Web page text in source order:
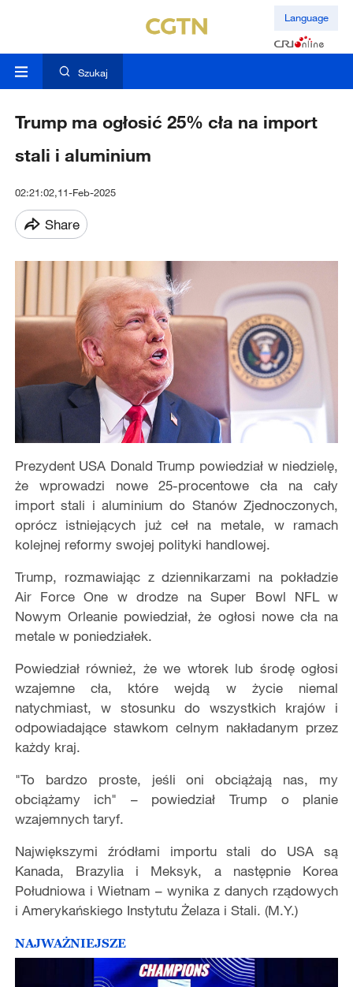
Language
Szukaj
Trump ma ogłosić 25% cła na import
stali i aluminium
02:21:02,11-Feb-2025
Share
Prezydent USA Donald Trump powiedział w niedzielę,
że wprowadzi nowe 25-procentowe cła na cały
import stali i aluminium do Stanów Zjednoczonych,
oprócz istniejących już ceł na metale, w ramach
kolejnej reformy swojej polityki handlowej.
Trump, rozmawiając z dziennikarzami na pokładzie
Air Force One w drodze na Super Bowl NFL w
Nowym Orleanie powiedział, że ogłosi nowe cła na
metale w poniedziałek.
Powiedział również, że we wtorek lub środę ogłosi
wzajemne cła, które wejdą w życie niemal
natychmiast, w stosunku do wszystkich krajów i
odpowiadające stawkom celnym nakładanym przez
każdy kraj.
"To bardzo proste, jeśli oni obciążają nas, my
obciążamy ich" – powiedział Trump o planie
wzajemnych taryf.
Największymi źródłami importu stali do USA są
Kanada, Brazylia i Meksyk, a następnie Korea
Południowa i Wietnam – wynika z danych rządowych
i Amerykańskiego Instytutu Żelaza i Stali. (M.Y.)
NAJWAŻNIEJSZE